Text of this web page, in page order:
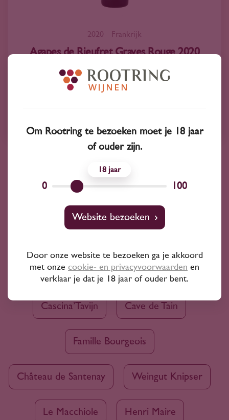
2020 Frankrijk
Agapes de Rieufret Graves Rouge 2020
21 25
Deakin Estate Domaine Rolet
Cascina’Tavijn Cave de Tain
Famille Bourgeois
Château de Santenay Weingut Knipser
Le Macchiole Henri Maire
Om Rootring te bezoeken moet je 18 jaar
of ouder zijn.
0
18
100
Website bezoeken
Door onze website te bezoeken ga je akkoord
met onze cookie- en privacyvoorwaarden en
verklaar je dat je 18 jaar of ouder bent.